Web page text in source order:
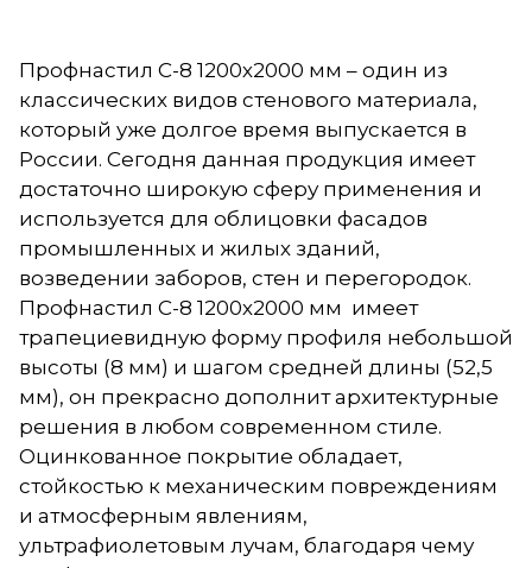
Профнастил C-8 1200х2000 мм – один из
классических видов стенового материала,
который уже долгое время выпускается в
России. Сегодня данная продукция имеет
достаточно широкую сферу применения и
используется для облицовки фасадов
промышленных и жилых зданий,
возведении заборов, стен и перегородок.
Профнастил C-8 1200х2000 мм имеет
трапециевидную форму профиля небольшой
высоты (8 мм) и шагом средней длины (52,5
мм), он прекрасно дополнит архитектурные
решения в любом современном стиле.
Оцинкованное покрытие обладает,
стойкостью к механическим повреждениям
и атмосферным явлениям,
ультрафиолетовым лучам, благодаря чему